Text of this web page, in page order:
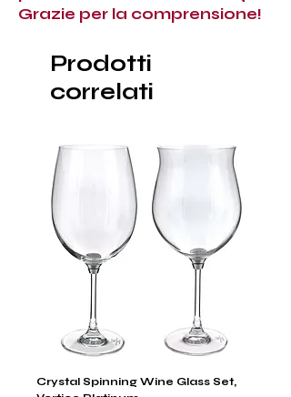
Grazie per la comprensione!
Prodotti
correlati
Crystal Spinning Wine Glass Set,